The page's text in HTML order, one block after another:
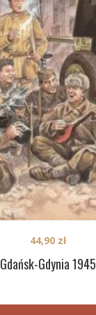
Gdańsk-Gdynia 1945
44,90 zł